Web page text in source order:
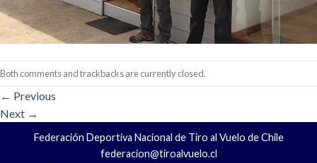
Both comments and trackbacks are currently closed.
← Previous
Next →
Federación Deportiva Nacional de Tiro al Vuelo de Chile
federacion@tiroalvuelo.cl